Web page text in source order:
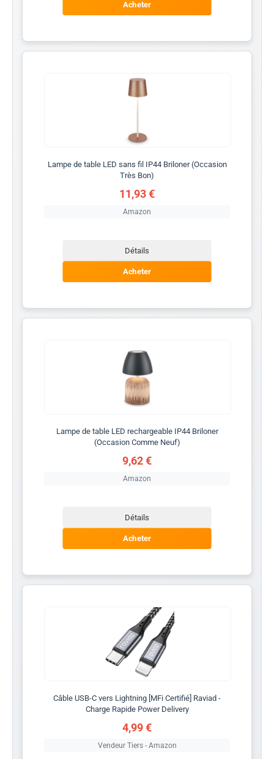
Acheter
Lampe de table LED sans fil IP44 Briloner (Occasion
Très Bon)
11,93 €
Amazon
Détails
Acheter
Lampe de table LED rechargeable IP44 Briloner
(Occasion Comme Neuf)
9,62 €
Amazon
Détails
Acheter
Câble USB-C vers Lightning [MFi Certifié] Raviad -
Charge Rapide Power Delivery
4,99 €
Vendeur Tiers - Amazon